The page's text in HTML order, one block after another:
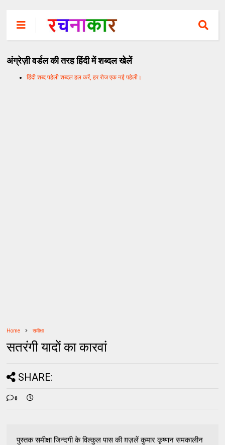
अंग्रेज़ी वर्डल की तरह हिंदी में शब्दल खेलें
हिंदी शब्द पहेली शब्दल हल करें, हर रोज एक नई पहेली।
Home समीक्षा
सतरंगी यादों का कारवां
SHARE:
0
पुस्तक समीक्षा जिन्दगी के विल्कुल पास की ग़ज़लें कुमार कृष्णन समकालीन